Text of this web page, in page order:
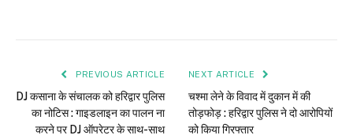
PREVIOUS ARTICLE
DJ कसाना के संचालक को हरिद्वार पुलिस
का नोटिस : गाइडलाइन का पालन ना
करने पर DJ ऑपरेटर के साथ-साथ
NEXT ARTICLE
चश्मा लेने के विवाद में दुकान में की
तोड़फोड़ : हरिद्वार पुलिस ने दो आरोपियों
को किया गिरफ्तार